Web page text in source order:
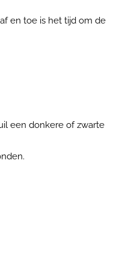
en toe is het tijd om de
een donkere of zwarte